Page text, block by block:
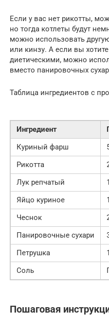
Если у вас нет рикотты,
но тогда котлеты будут
можно использовать
или кинзу. А если вы
диетическими, можно
вместо панировочных
Таблица ингредиентов с
Ингредиент
Куриный фарш
Рикотта
Лук репчатый
Яйцо куриное
Чеснок
Панировочные сухари
Петрушка
Соль
Пошаговая